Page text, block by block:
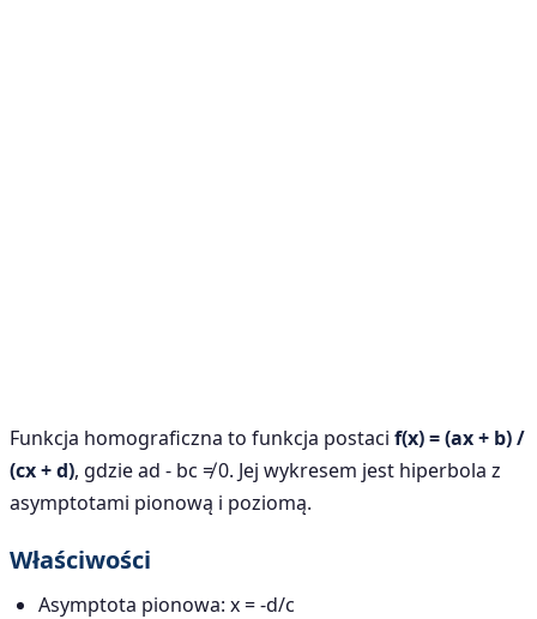
Funkcja homograficzna to funkcja postaci f(x) = (ax + b) /
(cx + d), gdzie ad - bc ≠ 0. Jej wykresem jest hiperbola z
asymptotami pionową i poziomą.
Właściwości
Asymptota pionowa: x = -d/c